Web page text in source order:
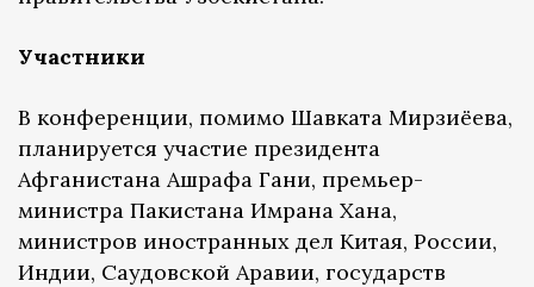
Участники
В конференции, помимо Шавката Мирзиёева,
планируется участие президента
Афганистана Ашрафа Гани, премьер-
министра Пакистана Имрана Хана,
министров иностранных дел Китая, России,
Индии, Саудовской Аравии, государств